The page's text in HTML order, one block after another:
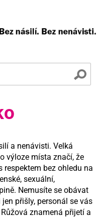
a nenávisti. Velká
výloze místa značí, že
respektem bez ohledu na
sexuální,
Nemusíte se obávat
přišly, personál se vás
znamená přijetí a